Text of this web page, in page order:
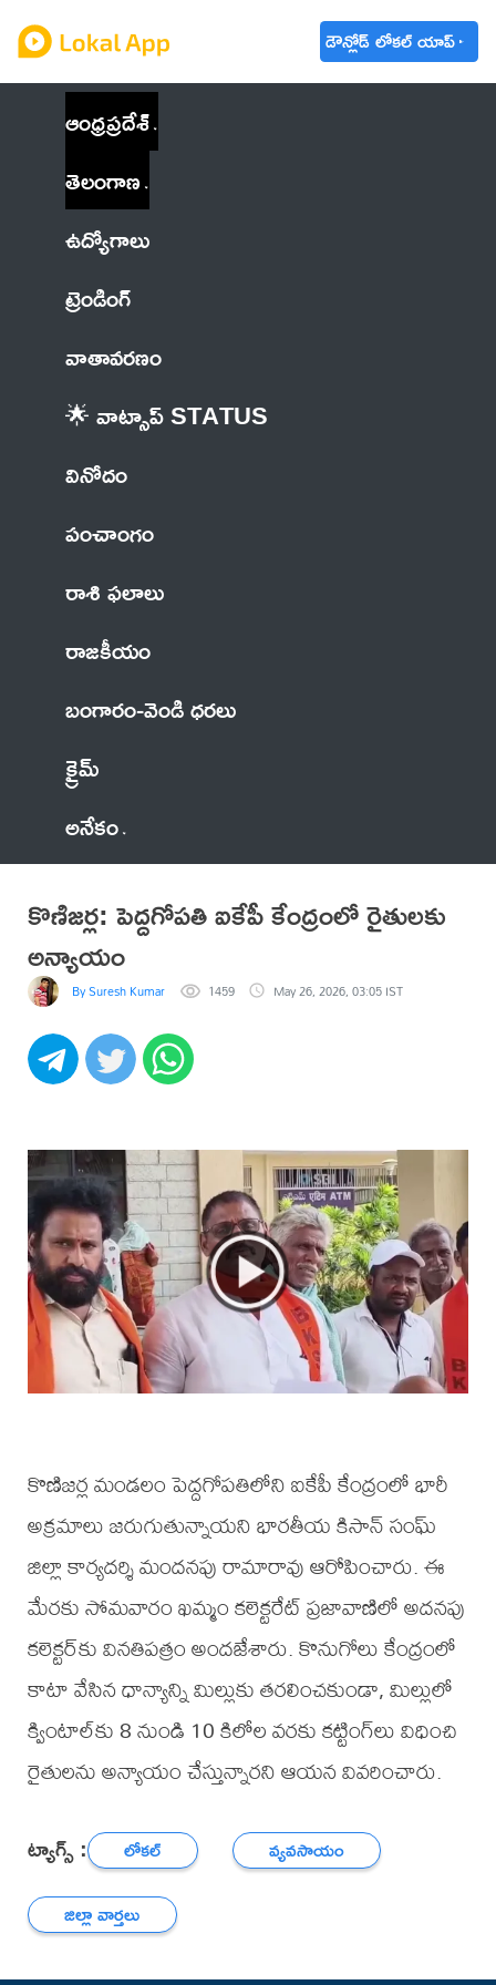
డౌన్లోడ్ లోకల్ యాప్
ఆంధ్రప్రదేశ్
తెలంగాణ
ఉద్యోగాలు
ట్రెండింగ్
వాతావరణం
🌟 వాట్సాప్ STATUS
వినోదం
పంచాంగం
రాశి ఫలాలు
రాజకీయం
బంగారం-వెండి ధరలు
క్రైమ్
అనేకం
కొణిజర్ల: పెద్దగోపతి ఐకేపీ కేంద్రంలో రైతులకు
అన్యాయం
By Suresh Kumar 1459 May 26, 2026, 03:05 IST
కొణిజర్ల మండలం పెద్దగోపతిలోని ఐకేపీ కేంద్రంలో భారీ
అక్రమాలు జరుగుతున్నాయని భారతీయ కిసాన్ సంఘ్
జిల్లా కార్యదర్శి మందనపు రామారావు ఆరోపించారు. ఈ
మేరకు సోమవారం ఖమ్మం కలెక్టరేట్ ప్రజావాణిలో అదనపు
కలెక్టర్‌కు వినతిపత్రం అందజేశారు. కొనుగోలు కేంద్రంలో
కాటా వేసిన ధాన్యాన్ని మిల్లుకు తరలించకుండా, మిల్లులో
క్వింటాల్‌కు 8 నుండి 10 కిలోల వరకు కట్టింగ్‌లు విధించి
రైతులను అన్యాయం చేస్తున్నారని ఆయన వివరించారు.
ట్యాగ్స్ : లోకల్
వ్యవసాయం
జిల్లా వార్తలు